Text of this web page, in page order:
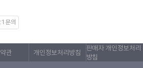
문의
관 개인정보처리방침
판매자 개인정보처리
방침